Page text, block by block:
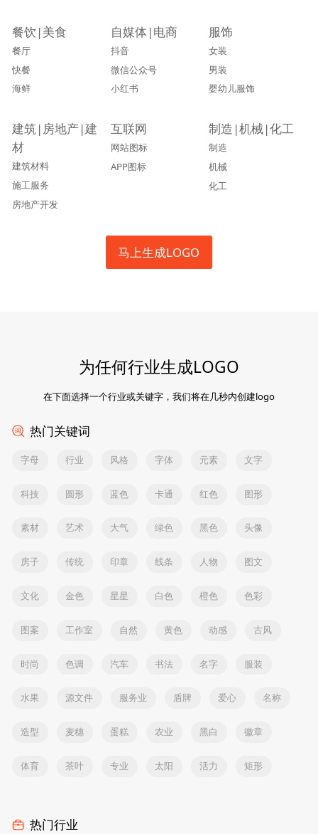
餐饮|美食
餐厅
快餐
海鲜
自媒体|电商
抖音
微信公众号
小红书
服饰
女装
男装
婴幼儿服饰
建筑|房地产|建
材
建筑材料
施工服务
房地产开发
互联网
网站图标
APP图标
制造|机械|化工
制造
机械
化工
马上生成LOGO
为任何行业生成LOGO
在下面选择一个行业或关键字，我们将在几秒内创建logo
热门关键词
字母 行业 风格 字体 元素 文字
科技 圆形 蓝色 卡通 红色 图形
素材 艺术 大气 绿色 黑色 头像
房子 传统 印章 线条 人物 图文
文化 金色 星星 白色 橙色 色彩
图案 工作室 自然 黄色 动感 古风
时尚 色调 汽车 书法 名字 服装
水果 源文件 服务业 盾牌 爱心 名称
造型 麦穗 蛋糕 农业 黑白 徽章
体育 茶叶 专业 太阳 活力 矩形
热门行业